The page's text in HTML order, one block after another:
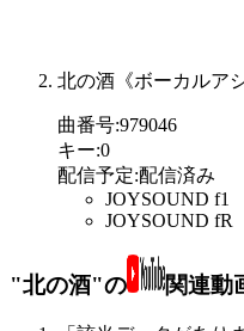
北の酒《ボーカルア
曲番号:979046
キー:0
配信予定:配信済み
JOYSOUND f1
JOYSOUND fR
"北の酒"の 関連動